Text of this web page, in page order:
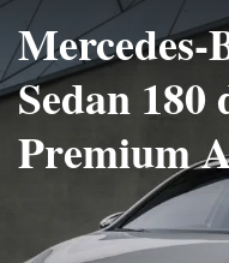
Mercedes-
Sedan
Premium